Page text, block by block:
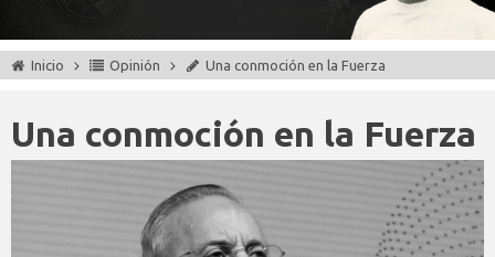
Inicio Opinión Una conmoción en la Fuerza
Una conmoción en la Fuerza